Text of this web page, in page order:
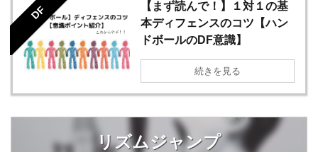
DF
【まず読んで！】１対１の基
本ディフェンスのコツ【ハン
ドボールのDF意識】
続きを見る
リズムジャンプ